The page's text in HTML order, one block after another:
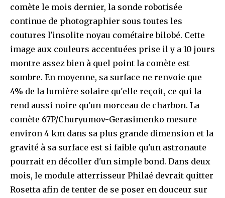
comète le mois dernier, la sonde robotisée
continue de photographier sous toutes les
coutures l'insolite noyau cométaire bilobé. Cette
image aux couleurs accentuées prise il y a 10 jours
montre assez bien à quel point la comète est
sombre. En moyenne, sa surface ne renvoie que
4% de la lumière solaire qu'elle reçoit, ce qui la
rend aussi noire qu'un morceau de charbon. La
comète 67P/Churyumov-Gerasimenko mesure
environ 4 km dans sa plus grande dimension et la
gravité à sa surface est si faible qu'un astronaute
pourrait en décoller d'un simple bond. Dans deux
mois, le module atterrisseur Philaé devrait quitter
Rosetta afin de tenter de se poser en douceur sur